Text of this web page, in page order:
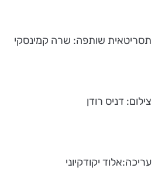
תסריטאית שותפה: שרה קמינסקי
צילום: דניס רודן
עריכה:אלוד יקודקיוני